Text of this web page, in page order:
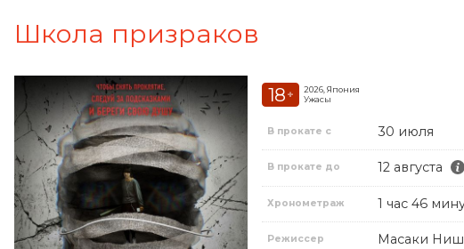
Школа призраков
18 +
2026, Япония
Ужасы
В прокате с 30 июля
В прокате до 12 августа
Хронометраж 1 час 46
Режиссер Масаки